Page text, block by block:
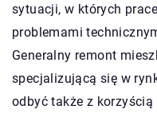
sytuacji, w których
problemami
Generalny remont
specjalizującą się w
odbyć także z